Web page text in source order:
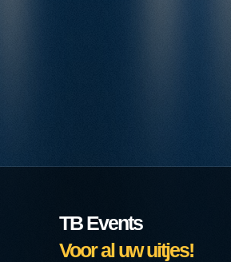
TB Events
Voor al uw uitjes!